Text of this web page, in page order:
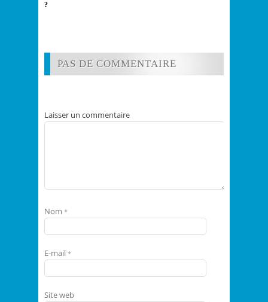
?
PAS DE COMMENTAIRE
Laisser un commentaire
Nom *
E-mail *
Site web